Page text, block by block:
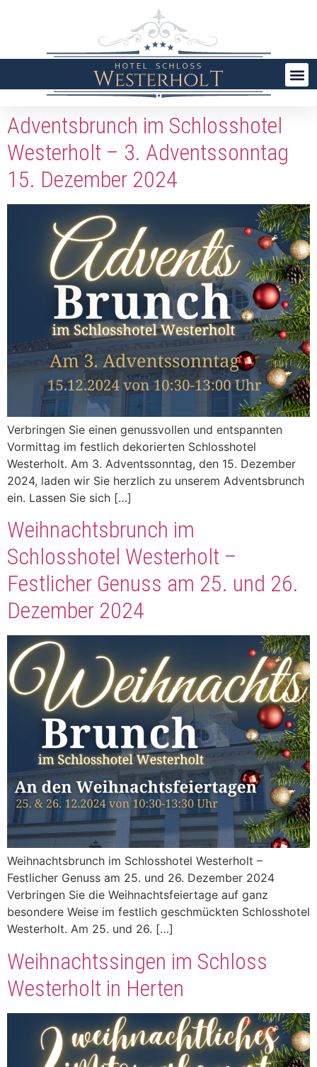
Adventsbrunch im Schlosshotel
Westerholt – 3. Adventssonntag
15. Dezember 2024
Verbringen Sie einen genussvollen und entspannten
Vormittag im festlich dekorierten Schlosshotel
Westerholt. Am 3. Adventssonntag, den 15. Dezember
2024, laden wir Sie herzlich zu unserem Adventsbrunch
ein. Lassen Sie sich […]
Weihnachtsbrunch im
Schlosshotel Westerholt –
Festlicher Genuss am 25. und 26.
Dezember 2024
Weihnachtsbrunch im Schlosshotel Westerholt –
Festlicher Genuss am 25. und 26. Dezember 2024
Verbringen Sie die Weihnachtsfeiertage auf ganz
besondere Weise im festlich geschmückten Schlosshotel
Westerholt. Am 25. und 26. […]
Weihnachtssingen im Schloss
Westerholt in Herten